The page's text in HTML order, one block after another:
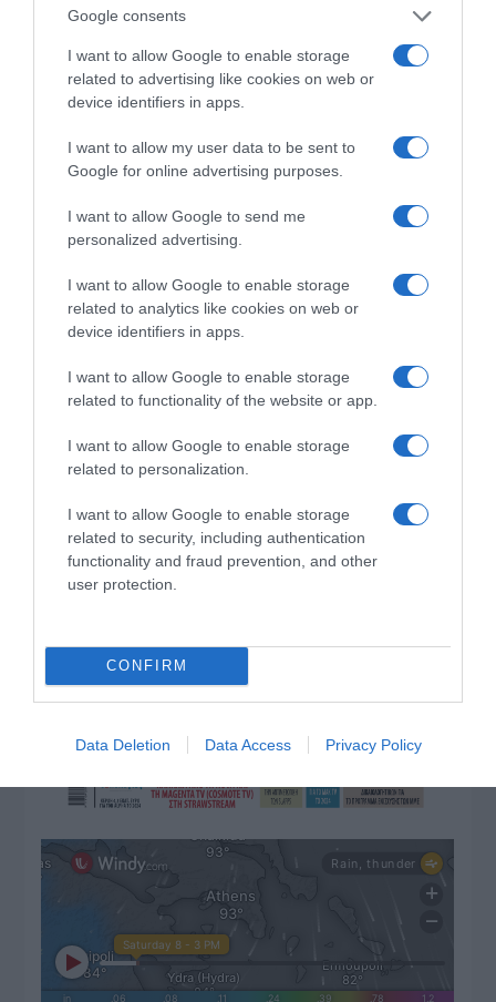
Google consents
I want to allow Google to enable storage
related to advertising like cookies on web or
device identifiers in apps.
I want to allow my user data to be sent to
Google for online advertising purposes.
I want to allow Google to send me
personalized advertising.
I want to allow Google to enable storage
related to analytics like cookies on web or
device identifiers in apps.
I want to allow Google to enable storage
related to functionality of the website or app.
I want to allow Google to enable storage
related to personalization.
I want to allow Google to enable storage
related to security, including authentication
functionality and fraud prevention, and other
user protection.
CONFIRM
Data Deletion Data Access Privacy Policy
ΠΑΤΗΣΤΕ ΓΙΑ LIVE ΚΙΝΗΣΗ
Live ενημέρωση για Κηφισό, Αττική Οδό και κέντρο Αθήνας από το
paron.gr
ΤΟ ΠΑΡΟΝ ΤΗΣ ΚΥΡΙΑΚΗΣ